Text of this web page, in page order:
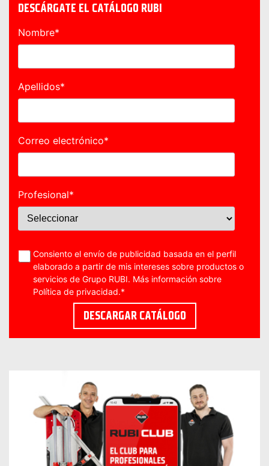
DESCÁRGATE EL CATÁLOGO RUBI
Nombre*
Apellidos*
Correo electrónico*
Profesional*
Consiento el envío de publicidad basada en el perfil
elaborado a partir de mis intereses sobre productos o
servicios de Grupo RUBI. Más información sobre
Política de privacidad.*